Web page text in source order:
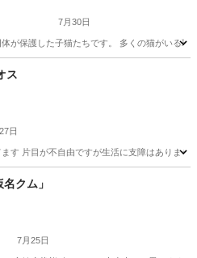
7月30日
が保護した子猫たちです。 多くの猫がいる
ス
日
す 片目が不自由ですが生活に支障はありま
人間
クム」
7月25日